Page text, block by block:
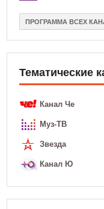
ПРОГРАММА ВСЕХ
Тематические
Канал Че
Муз-ТВ
Звезда
Канал Ю